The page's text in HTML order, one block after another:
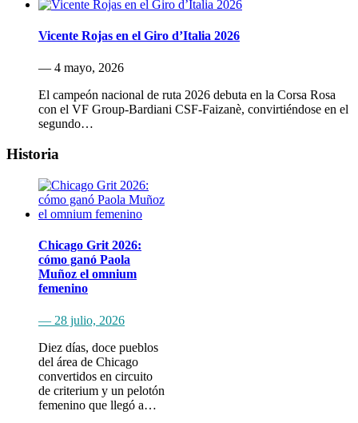
Vicente Rojas en el Giro d’Italia 2026
— 4 mayo, 2026
El campeón nacional de ruta 2026 debuta en la Corsa Rosa
con el VF Group-Bardiani CSF-Faizanè, convirtiéndose en el
segundo…
Historia
Chicago Grit 2026:
cómo ganó Paola
Muñoz el omnium
femenino
— 28 julio, 2026
Diez días, doce pueblos
del área de Chicago
convertidos en circuito
de criterium y un pelotón
femenino que llegó a…